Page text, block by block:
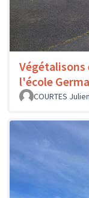
Végétalisons
l'école
COURTES Julien